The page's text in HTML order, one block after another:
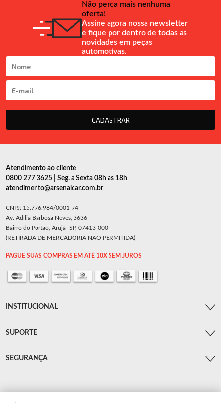
Não perca mais nenhuma
oferta!
Assine agora nossa newsletter
e fique por dentro de todas as
novidades em peças
automotivas.
CADASTRAR
Atendimento ao cliente
0800 277 3625 | Seg. a Sexta 08h as 18h
atendimento@arsenalcar.com.br
CNPJ: 15.776.984/0001-74
Av. Adília Barbosa Neves, 3636
Bairro do Portão, Arujá -SP, 07413-000
(RETIRADA DE MERCADORIA NÃO PERMITIDA)
PAGUE SUAS COMPRAS EM ATÉ 10X SEM JUROS
INSTITUCIONAL
SUPORTE
SEGURANÇA